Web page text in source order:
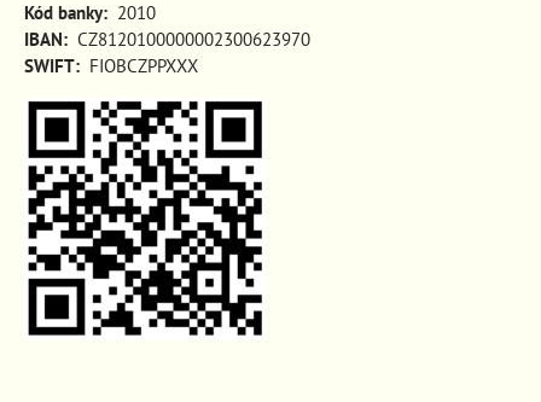
Kód banky: 2010
IBAN: CZ8120100000002300623970
SWIFT: FIOBCZPPXXX